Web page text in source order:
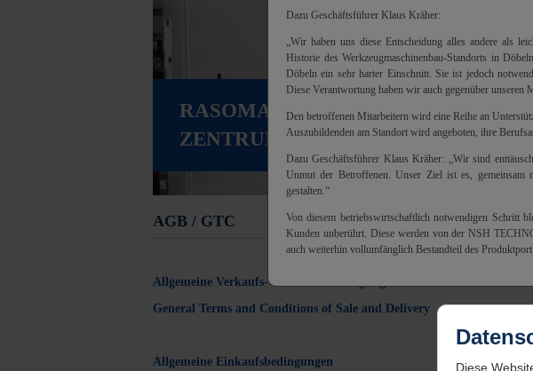
RASOMA ENDENBEARBEITUNGS-
ZENTRUM EBZ 200-500
AGB / GTC
Allgemeine Verkaufs- und Lieferbedingungen
General Terms and Conditions of Sale and Delivery
Allgemeine Einkaufsbedingungen
Dazu Geschäftsführer Klaus Kräher:
„Wir haben uns diese Entscheidung alles andere als
Historie des Werkzeugmaschinenbau-Standorts in
Döbeln ein sehr harter Einschnitt. Sie ist jedoch
Diese Verantwortung haben wir auch gegenüber unseren
Den betroffenen Mitarbeitern wird eine Reihe an
Auszubildenden am Standort wird angeboten, ihre
Dazu Geschäftsführer Klaus Kräher: „Wir sind
Unmut der Betroffenen. Unser Ziel ist es,
gestalten.“
Von diesem betriebswirtschaftlich notwendigen Schritt
Kunden unberührt. Diese werden von der NSH
auch weiterhin vollumfänglich Bestandteil des
Diese